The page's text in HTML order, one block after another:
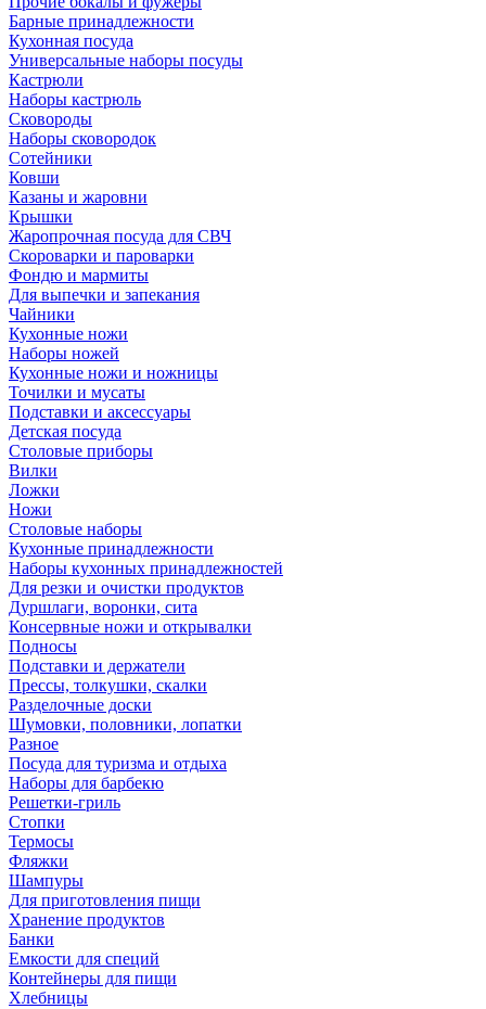
Барные принадлежности
Кухонная посуда
Универсальные наборы посуды
Кастрюли
Наборы кастрюль
Сковороды
Наборы сковородок
Сотейники
Ковши
Казаны и жаровни
Крышки
Жаропрочная посуда для СВЧ
Скороварки и пароварки
Фондю и мармиты
Для выпечки и запекания
Чайники
Кухонные ножи
Наборы ножей
Кухонные ножи и ножницы
Точилки и мусаты
Подставки и аксессуары
Детская посуда
Столовые приборы
Вилки
Ложки
Ножи
Столовые наборы
Кухонные принадлежности
Наборы кухонных принадлежностей
Для резки и очистки продуктов
Дуршлаги, воронки, сита
Консервные ножи и открывалки
Подносы
Подставки и держатели
Прессы, толкушки, скалки
Разделочные доски
Шумовки, половники, лопатки
Разное
Посуда для туризма и отдыха
Наборы для барбекю
Решетки-гриль
Стопки
Термосы
Фляжки
Шампуры
Для приготовления пищи
Хранение продуктов
Банки
Емкости для специй
Контейнеры для пищи
Хлебницы